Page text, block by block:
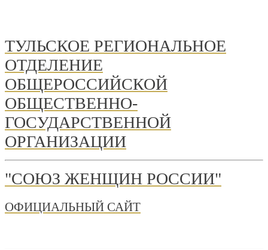
ТУЛЬСКОЕ РЕГИОНАЛЬНОЕ
ОТДЕЛЕНИЕ
ОБЩЕРОССИЙСКОЙ
ОБЩЕСТВЕННО-
ГОСУДАРСТВЕННОЙ
ОРГАНИЗАЦИИ
"СОЮЗ ЖЕНЩИН РОССИИ"
ОФИЦИАЛЬНЫЙ САЙТ